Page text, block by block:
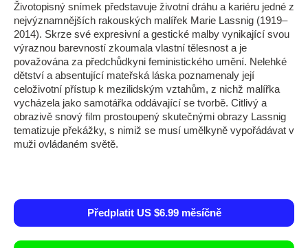
Životopisný snímek představuje životní dráhu a kariéru jedné z
nejvýznamnějších rakouských malířek Marie Lassnig (1919–
2014). Skrze své expresivní a gestické malby vynikající svou
výraznou barevností zkoumala vlastní tělesnost a je
považována za předchůdkyni feministického umění. Nelehké
dětství a absentující mateřská láska poznamenaly její
celoživotní přístup k mezilidským vztahům, z nichž malířka
vycházela jako samotářka oddávající se tvorbě. Citlivý a
obrazivě snový film prostoupený skutečnými obrazy Lassnig
tematizuje překážky, s nimiž se musí umělkyně vypořádávat v
muži ovládaném světě.
Předplatit US $6.99 měsíčně